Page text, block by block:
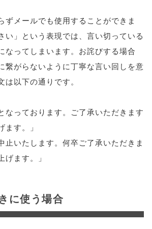
ずメールでも使用することができま
い」という表現では、言い切っている
なってしまいます。お詫びする場合
繋がらないように丁寧な言い回しを意
以下の通りです。
なっております。ご了承いただきます
す。」
止いたします。何卒ご了承いただきま
ます。」
に使う場合